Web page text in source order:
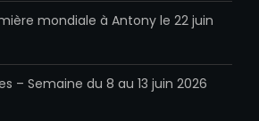
mondiale à Antony le 22 juin
– Semaine du 8 au 13 juin 2026